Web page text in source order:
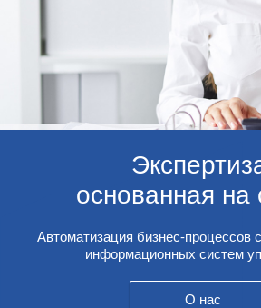
основанная на
Автоматизация бизнес-процессов
информационных систем
О нас